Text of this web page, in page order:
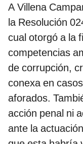
A Villena
la Resolución
cual otorgó a la
competencias
de corrupción,
conexa en
aforados.
acción penal ni
ante la